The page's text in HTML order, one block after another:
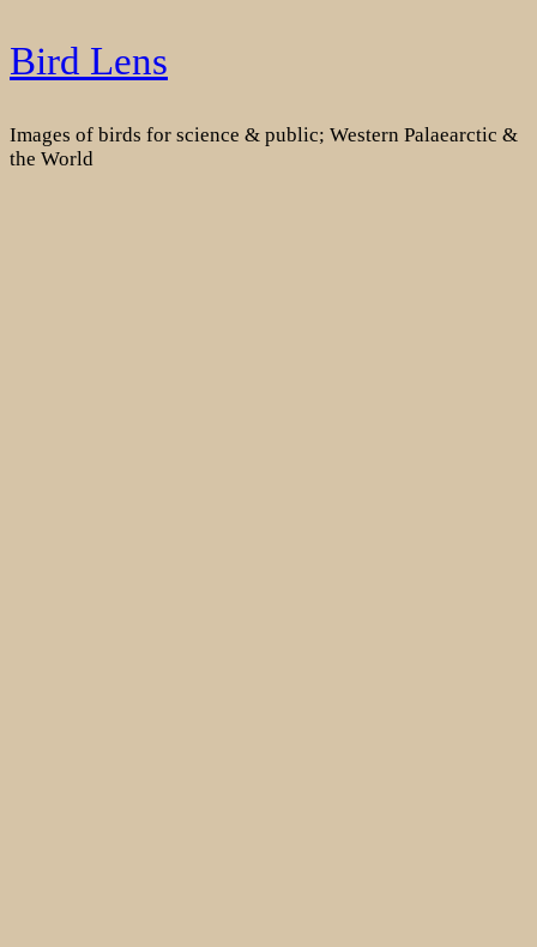
Skip
to
Bird Lens
Images of birds for science & public; Western Palaearctic &
the World